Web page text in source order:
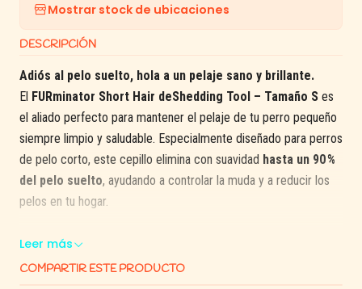
Mostrar stock de ubicaciones
DESCRIPCIÓN
Adiós al pelo suelto, hola a un pelaje sano y brillante.
El FURminator Short Hair deShedding Tool – Tamaño S es
el aliado perfecto para mantener el pelaje de tu perro pequeño
siempre limpio y saludable. Especialmente diseñado para perros
de pelo corto, este cepillo elimina con suavidad hasta un 90 %
del pelo suelto, ayudando a controlar la muda y a reducir los
pelos en tu hogar.
Su hoja de acero inoxidable
Leer más
COMPARTIR ESTE PRODUCTO